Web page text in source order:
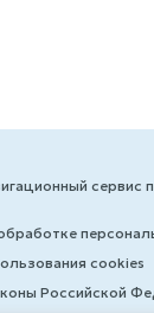
сервис
cookies
Российской